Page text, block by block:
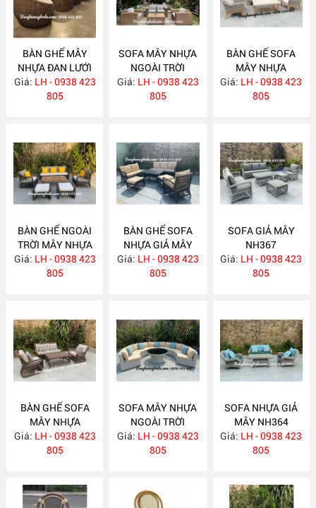
BÀN GHẾ MÂY
NHỰA ĐAN LƯỚI
MẮT CÁO NH372
Giá: LH - 0938 423
805
SOFA MÂY NHỰA
NGOÀI TRỜI
NH371
Giá: LH - 0938 423
805
BÀN GHẾ SOFA
MÂY NHỰA
NH370
Giá: LH - 0938 423
805
BÀN GHẾ NGOÀI
TRỜI MÂY NHỰA
NH369
Giá: LH - 0938 423
805
BÀN GHẾ SOFA
NHỰA GIẢ MÂY
NH368
Giá: LH - 0938 423
805
SOFA GIẢ MÂY
NH367
Giá: LH - 0938 423
805
BÀN GHẾ SOFA
MÂY NHỰA
NH366
Giá: LH - 0938 423
805
SOFA MÂY NHỰA
NGOÀI TRỜI
NH365
Giá: LH - 0938 423
805
SOFA NHỰA GIẢ
MÂY NH364
Giá: LH - 0938 423
805